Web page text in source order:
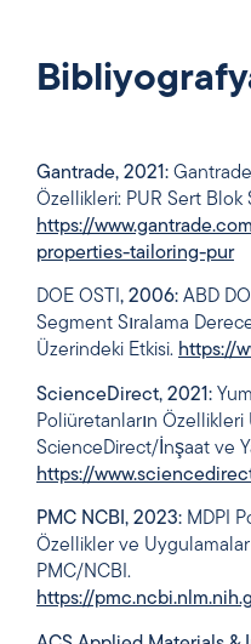
Gantrade, 2021:
Özellikleri: PUR Sert Blok
https://
properties-tailoring-pur
DOE OSTI, 2006: ABD
Segment Sıralama
Üzerindeki Etkisi. https://
ScienceDirect, 2021:
Poliüretanların Özellikleri
ScienceDirect/İnşaat ve
https://
PMC NCBI, 2023: MDPI
Özellikler ve
PMC/NCBI.
https://